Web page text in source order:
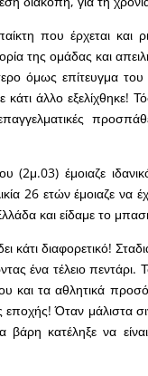
που έρχεται και
της ομάδας και
όμως επίτευγμα
άλλο εξελίχθηκε!
έμοιαζε
26 ετών έμοιαζε να
και είδαμε το
κάτι διαφορετικό!
ένα τέλειο
και τα αθλητικά
εποχής! Όταν μάλιστα
κατέληξε να